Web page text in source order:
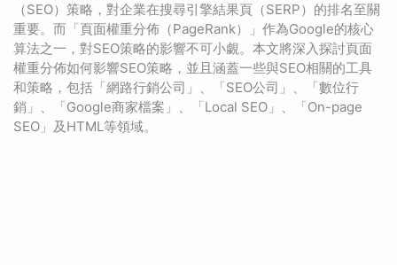
（SEO）策略，對企業在搜尋引擎結果頁（SERP）的排名至關
重要。而「頁面權重分佈（PageRank）」作為Google的核心
算法之一，對SEO策略的影響不可小覷。本文將深入探討頁面
權重分佈如何影響SEO策略，並且涵蓋一些與SEO相關的工具
和策略，包括「網路行銷公司」、「SEO公司」、「數位行
銷」、「Google商家檔案」、「Local SEO」、「On-page
SEO」及HTML等領域。